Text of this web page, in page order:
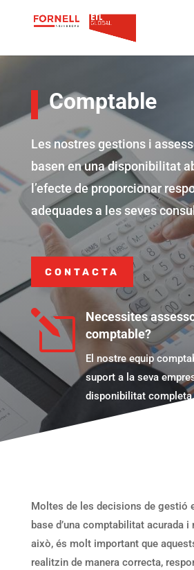
Comptable
Les nostres gestions i
basen en una disponibilitat
l’efecte de proporcionar
adequades a les seves
CONTACTA
l
Necessites
comptable?
El nostre equip
suport a la seva
disponibilitat completa.
Moltes de les decisions de gestió
base d’una comptabilitat acurada
això, és molt important que
realitzin de manera correcta,